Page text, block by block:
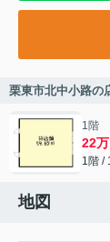
栗東市北中小路の
1階
22
1階 /
地図